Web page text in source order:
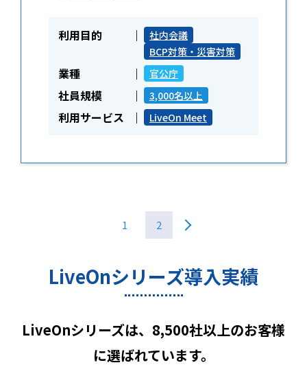
利用目的
社内会議
BCP対策・災害対策
業種 官公庁
社員規模 3,000名以上
利用サービス LiveOn Meet
1 2
LiveOnシリーズ導入実績
LiveOnシリーズは、8,500社以上のお客様
に選ばれています。